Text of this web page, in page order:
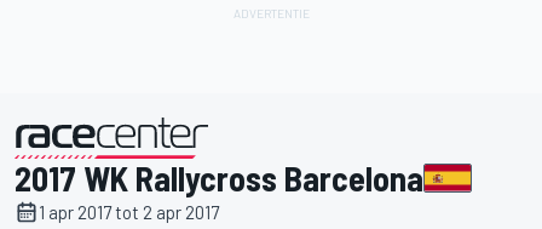
gepresenteerd door
2017 WK Rallycross Barcelona
1 apr 2017 tot 2 apr 2017